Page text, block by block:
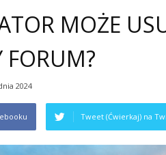
MOŻE
FORUM?
2024
Tweet (Ćwierkaj) na